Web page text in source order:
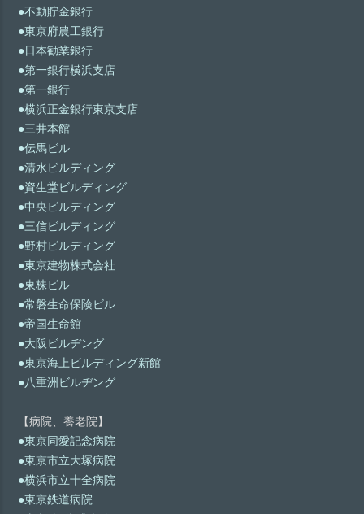
●不動貯金銀行
●東京府農工銀行
●日本勧業銀行
●第一銀行横浜支店
●第一銀行
●横浜正金銀行東京支店
●三井本館
●伝馬ビル
●清水ビルディング
●資生堂ビルディング
●中央ビルディング
●三信ビルディング
●野村ビルディング
●東京建物株式会社
●東株ビル
●常磐生命保険ビル
●帝国生命館
●大阪ビルヂング
●東京海上ビルディング新館
●八重洲ビルヂング
【病院、養老院】
●東京同愛記念病院
●東京市立大塚病院
●横浜市立十全病院
●東京鉄道病院